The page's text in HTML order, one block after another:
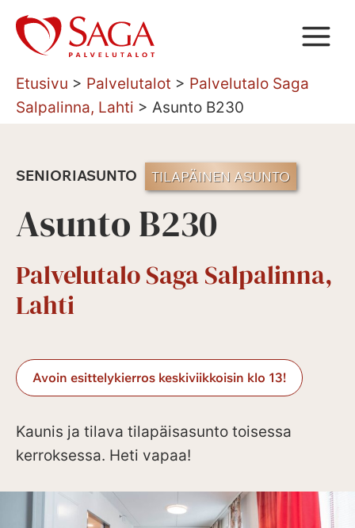
Siirry
sisältöön
Etusivu > Palvelutalot > Palvelutalo Saga
Salpalinna, Lahti > Asunto B230
SENIORIASUNTO TILAPÄINEN ASUNTO
Asunto B230
Palvelutalo Saga Salpalinna,
Lahti
Avoin esittelykierros keskiviikkoisin klo 13!
Kaunis ja tilava tilapäisasunto toisessa
kerroksessa. Heti vapaa!